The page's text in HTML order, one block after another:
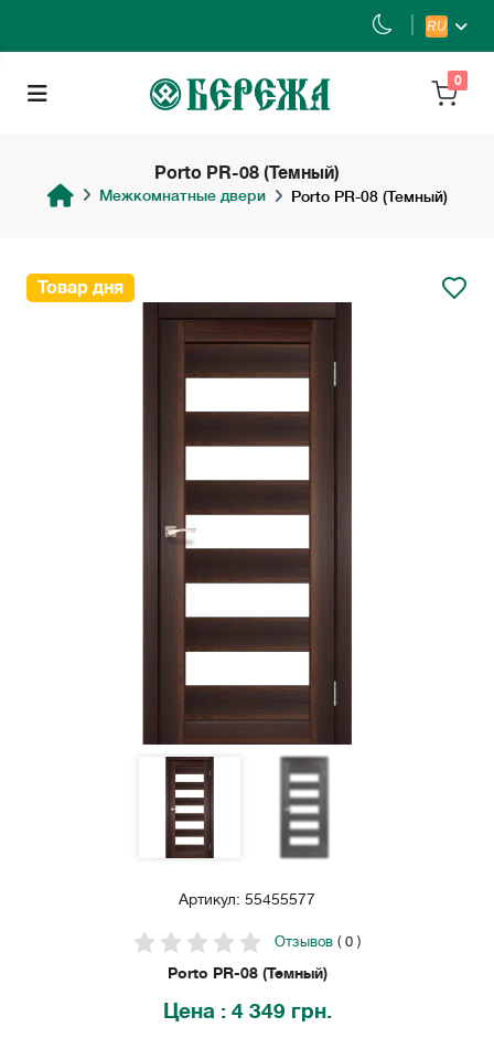
RU
0
Porto PR-08 (Темный)
Межкомнатные двери Porto PR-08 (Темный)
Товар дня
Артикул: 55455577
Отзывов ( 0 )
Porto PR-08 (Темный)
Цена : 4 349 грн.